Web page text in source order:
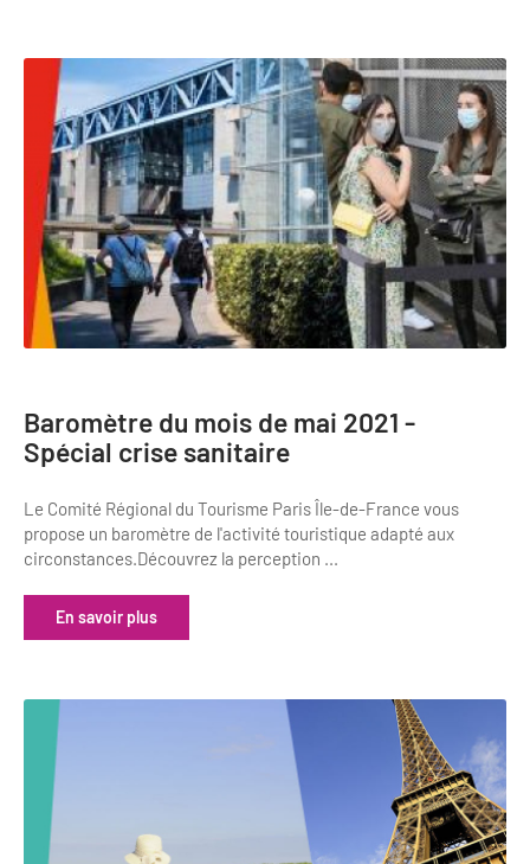
Baromètre du mois de mai 2021 -
Spécial crise sanitaire
Le Comité Régional du Tourisme Paris Île-de-France vous
propose un baromètre de l'activité touristique adapté aux
circonstances.Découvrez la perception ...
En savoir plus